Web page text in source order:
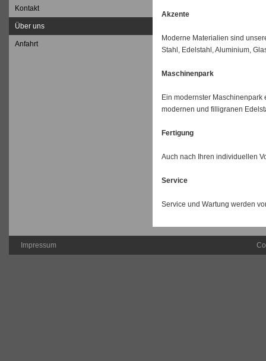
Kontakt
Über uns
Anfahrt
Akzente
Moderne Materialien sind
Stahl, Edelstahl, Aluminium,
Maschinenpark
Ein modernster
modernen und filligranen
Fertigung
Auch nach Ihren individuellen
Service
Service und Wartung werden
Impressum